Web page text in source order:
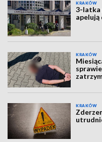
KRAKÓW
3-latka
KRAKÓW
KRAKÓW